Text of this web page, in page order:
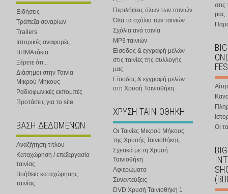
Ειδήσεις
Τράπεζα σεναρίων
Trailers
Ιστορικές αναφορές
ΒΗΜΑτάκια
Ξέρετε ότι...
Διάσημοι στην Ταινία
Μικρού Μήκους
Ραδιοφωνικές εκπομπές
Προτάσεις για το site
ΒΑΣΗ ΔΕΔΟΜΕΝΩΝ
Αναζήτηση τίτλου
Καταχώρηση / επεξεργασία
ταινίας
Βοήθεια καταχώρησης
ταινίας
Περιλήψεις όλων των ταινιών
Όλα τα σχόλια των ταινιών
Σχόλια ανά ταινία
MP3 ταινιών
Είσοδος & εγγραφή μελών
στις ταινίες της συλλογής
μας
Είσοδος & εγγραφή μελών
στη Χρυσή Ταινιοθήκη
ΧΡΥΣΗ ΤΑΙΝΙΟΘΗΚΗ
Οι Ταινίες Μικρού Μήκους
της Χρυσής Ταινιοθήκης
Σχετικά με τη Χρυσή
Ταινιοθήκη
Αφιερώματα
Συνεντεύξεις
DVD Χρυσή Ταινιοθήκη 1
στις
μας
Οι